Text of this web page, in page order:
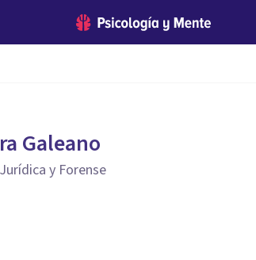
Galeano
y Forense